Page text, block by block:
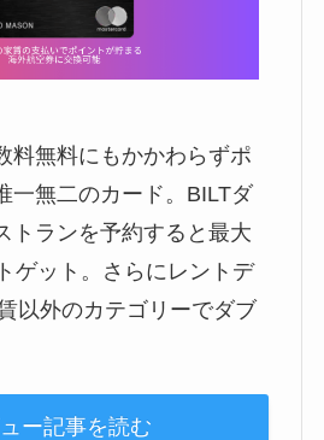
料無料にもかかわらずポ
一無二のカード。BILTダ
トランを予約すると最大
ゲット。さらにレントデ
以外のカテゴリーでダブ
ー記事を読む